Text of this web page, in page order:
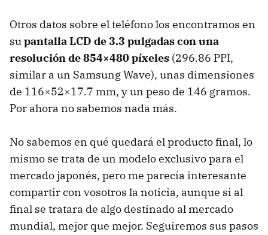
Otros datos sobre el teléfono los encontramos en
supantallaLCD de 3.3 pulgadas con una
resolución de 854×480 píxeles (296.86 PPI,
similar a un Samsung Wave), unas dimensiones
de 116×52×17.7 mm, y un peso de 146 gramos.
Por ahora no sabemos nada más.
No sabemos en qué quedará el producto final, lo
mismo se trata de un modelo exclusivo para el
mercado japonés, pero me parecía interesante
compartir con vosotros la noticia, aunque si al
final se tratara de algo destinado al mercado
mundial, mejor que mejor. Seguiremos sus pasos